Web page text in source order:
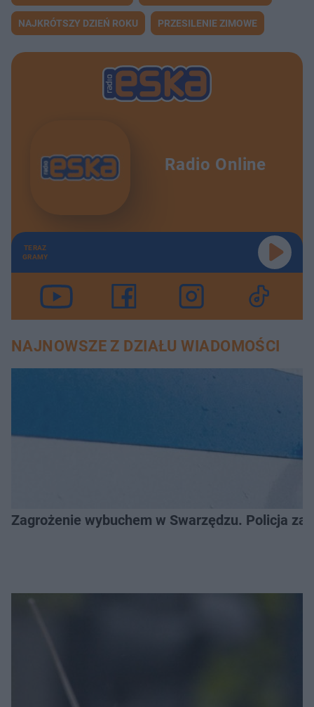
NAJKRÓTSZY DZIEŃ ROKU PRZESILENIE ZIMOWE
Radio Online
TERAZ
GRAMY
NAJNOWSZE Z DZIAŁU WIADOMOŚCI
Zagrożenie wybuchem w Swarzędzu. Policja